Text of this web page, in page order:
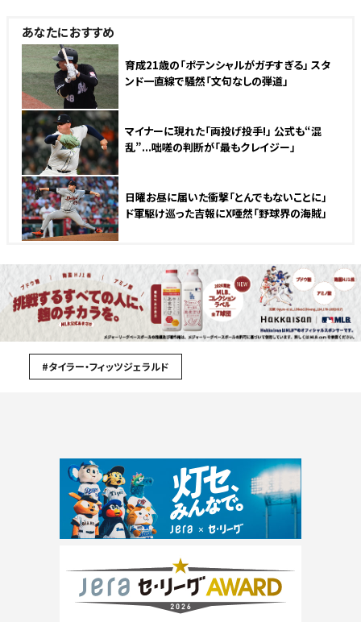
あなたにおすすめ
育成21歳の「ポテンシャルがガチすぎる」 スタ
ンド一直線で騒然「文句なしの弾道」
マイナーに現れた「両投げ投手!」 公式も“混
乱”...咄嗟の判断が「最もクレイジー」
日曜お昼に届いた衝撃「とんでもないことに」
ド軍駆け巡った吉報にX唖然「野球界の海賊」
#タイラー・フィッツジェラルド